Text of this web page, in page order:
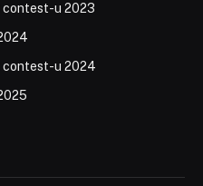
contest-u 2023
contest-u 2024